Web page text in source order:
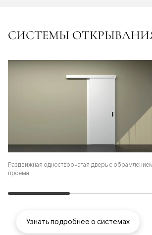
СИСТЕМЫ
Раздвижная одностворчатая дверь с
проёма
Узнать подробнее о системах